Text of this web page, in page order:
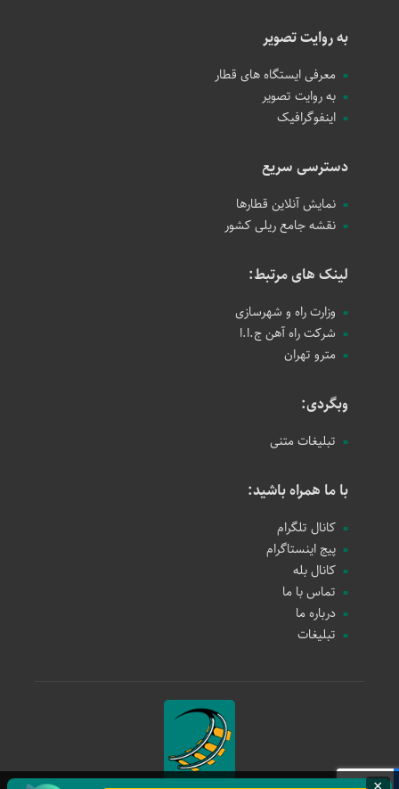
به روایت تصویر
معرفی ایستگاه های قطار
به روایت تصویر
اینفوگرافیک
دسترسی سریع
نمایش آنلاین قطارها
نقشه جامع ریلی کشور
لینک های مرتبط:
وزارت راه و شهرسازی
شرکت راه آهن ج.ا.ا
مترو تهران
وبگردی:
تبلیغات متنی
با ما همراه باشید:
کانال تلگرام
پیج اینستاگرام
کانال بله
تماس با ما
درباره ما
تبلیغات